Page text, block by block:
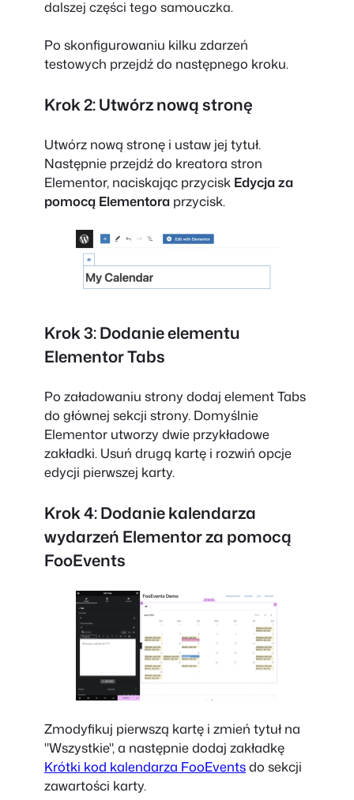
dalszej części tego samouczka.
Po skonfigurowaniu kilku zdarzeń
testowych przejdź do następnego kroku.
Krok 2: Utwórz nową stronę
Utwórz nową stronę i ustaw jej tytuł.
Następnie przejdź do kreatora stron
Elementor, naciskając przycisk Edycja za
pomocą Elementora przycisk.
Krok 3: Dodanie elementu
Elementor Tabs
Po załadowaniu strony dodaj element Tabs
do głównej sekcji strony. Domyślnie
Elementor utworzy dwie przykładowe
zakładki. Usuń drugą kartę i rozwiń opcje
edycji pierwszej karty.
Krok 4: Dodanie kalendarza
wydarzeń Elementor za pomocą
FooEvents
Zmodyfikuj pierwszą kartę i zmień tytuł na
"Wszystkie", a następnie dodaj zakładkę
Krótki kod kalendarza FooEventsdo sekcji
zawartości karty.